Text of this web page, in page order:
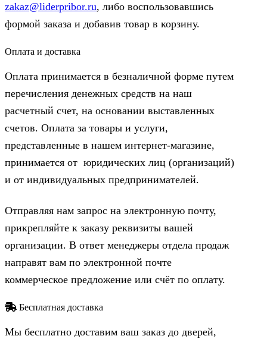
zakaz@liderpribor.ru, либо воспользовавшись
формой заказа и добавив товар в корзину.
Оплата и доставка
Оплата принимается в безналичной форме путем
перечисления денежных средств на наш
расчетный счет, на основании выставленных
счетов. Оплата за товары и услуги,
представленные в нашем интернет-магазине,
принимается от юридических лиц (организаций)
и от индивидуальных предпринимателей.
Отправляя нам запрос на электронную почту,
прикрепляйте к заказу реквизиты вашей
организации. В ответ менеджеры отдела продаж
направят вам по электронной почте
коммерческое предложение или счёт по оплату.
Бесплатная доставка
Мы бесплатно доставим ваш заказ до дверей,